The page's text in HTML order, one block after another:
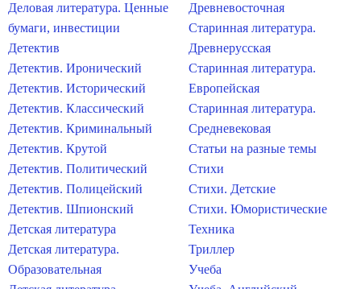
Деловая литература. Ценные
бумаги, инвестиции
Детектив
Детектив. Иронический
Детектив. Исторический
Детектив. Классический
Детектив. Криминальный
Детектив. Крутой
Детектив. Политический
Детектив. Полицейский
Детектив. Шпионский
Детская литература
Детская литература.
Образовательная
Древневосточная
Старинная литература.
Древнерусская
Старинная литература.
Европейская
Старинная литература.
Средневековая
Статьи на разные темы
Стихи
Стихи. Детские
Стихи. Юмористические
Техника
Триллер
Учеба